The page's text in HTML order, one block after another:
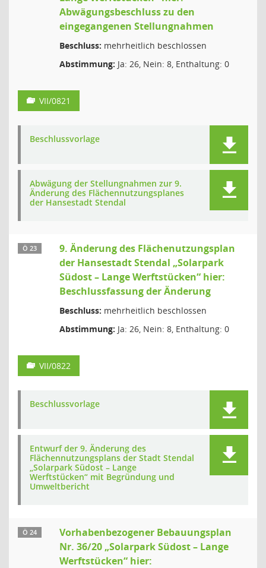
Abwägungsbeschluss zu den
eingegangenen Stellungnahmen
Beschluss: mehrheitlich beschlossen
Abstimmung: Ja: 26, Nein: 8, Enthaltung: 0
VII/0821
Beschlussvorlage
Abwägung der Stellungnahmen zur 9.
Änderung des Flächennutzungsplanes
der Hansestadt Stendal
Ö 23
9. Änderung des Flächenutzungsplan
der Hansestadt Stendal „Solarpark
Südost – Lange Werftstücken“ hier:
Beschlussfassung der Änderung
Beschluss: mehrheitlich beschlossen
Abstimmung: Ja: 26, Nein: 8, Enthaltung: 0
VII/0822
Beschlussvorlage
Entwurf der 9. Änderung des
Flächennutzungsplans der Stadt Stendal
„Solarpark Südost – Lange
Werftstücken“ mit Begründung und
Umweltbericht
Ö 24
Vorhabenbezogener Bebauungsplan
Nr. 36/20 „Solarpark Südost – Lange
Werftstücken“ hier: